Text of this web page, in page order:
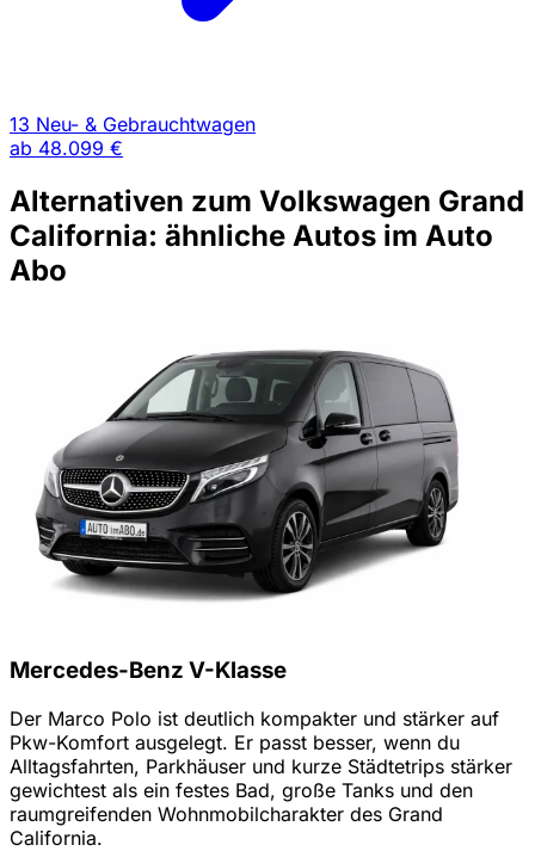
13 Neu- & Gebrauchtwagen
ab 48.099 €
Alternativen zum Volkswagen Grand
California: ähnliche Autos im Auto
Abo
Mercedes-Benz V-Klasse
Der Marco Polo ist deutlich kompakter und stärker auf
Pkw-Komfort ausgelegt. Er passt besser, wenn du
Alltagsfahrten, Parkhäuser und kurze Städtetrips stärker
gewichtest als ein festes Bad, große Tanks und den
raumgreifenden Wohnmobilcharakter des Grand
California.